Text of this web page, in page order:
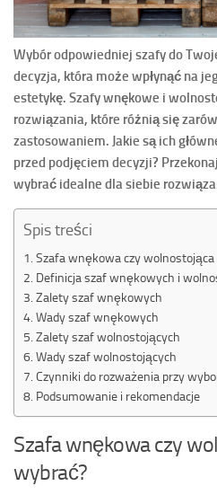
Wybór odpowiedniej szafy do
decyzja, która może wpłynąć na
estetykę. Szafy wnękowe i
rozwiązania, które różnią się
zastosowaniem. Jakie są ich
przed podjęciem decyzji?
wybrać idealne dla siebie
Spis treści
Szafa wnękowa czy wolnostojąca
Definicja szaf wnękowych i
Zalety szaf wnękowych
Wady szaf wnękowych
Zalety szaf wolnostojących
Wady szaf wolnostojących
Czynniki do rozważenia przy
Podsumowanie i rekomendacje
Szafa wnękowa czy
wybrać?